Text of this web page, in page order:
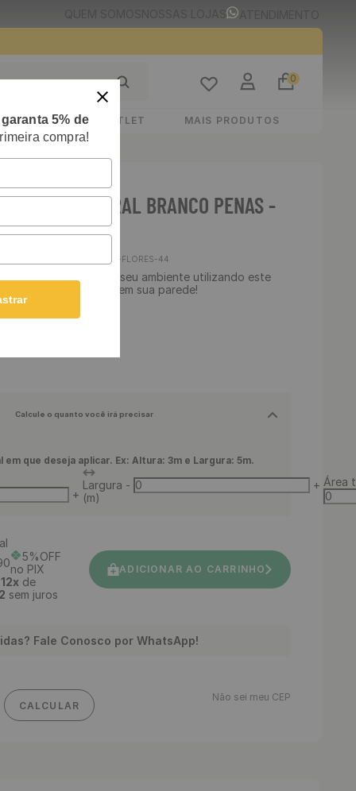
0
OUTLET MAIS PRODUTOS
ADESIVO FLORAL BRANCO PENAS -
CM
GFC-FLORES-44
Lavável - Transforme seu ambiente utilizando este
essa linda estampa em sua parede!
Calcule o quanto você irá precisar
em que deseja aplicar. Ex: Altura: 3m e Largura: 5m.
+
Largura
(m)
- + Área
5%OFF
no PIX
12xde
sem juros
ADICIONAR AO CARRINHO
Fale Conosco por WhatsApp!
CALCULAR
Não sei meu CEP
garanta 5% de
compra!